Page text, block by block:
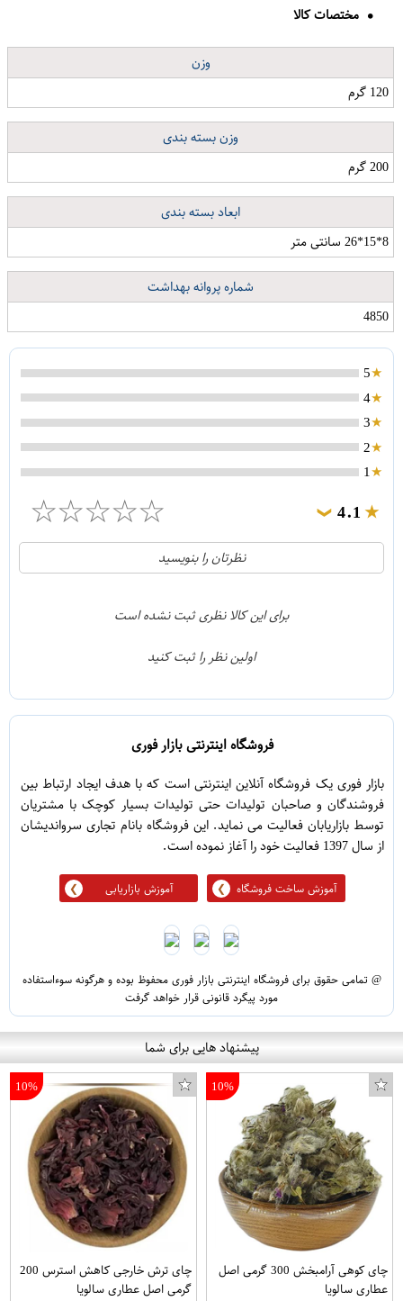
مختصات کالا
وزن
120 گرم
وزن بسته بندی
200 گرم
ابعاد بسته بندی
8*15*26 سانتی متر
شماره پروانه بهداشت
4850
5
4
3
2
1
4.1
❯
☆
☆
☆
☆
☆
21
1
نظرتان را بنویسید
برای این کالا نظری ثبت نشده است
اولین نظر را ثبت کنید
فروشگاه اینترنتی بازار فوری
بازار فوری یک فروشگاه آنلاین اینترنتی است که با هدف ایجاد ارتباط بین
فروشندگان و صاحبان تولیدات حتی تولیدات بسیار کوچک با مشتریان
توسط بازاریابان فعالیت می نماید. این فروشگاه بانام تجاری سرواندیشان
از سال 1397 فعالیت خود را آغاز نموده است.
آموزش ساخت فروشگاه آموزش بازاریابی
@ تمامی حقوق برای فروشگاه اینترنتی بازار فوری محفوظ بوده و هرگونه سوءاستفاده
مورد پیگرد قانونی قرار خواهد گرفت
پیشنهاد هایی برای شما
10%
چای کوهی آرامبخش 300 گرمی اصل
عطاری سالویا
10%
چای ترش خارجی کاهش استرس 200
گرمی اصل عطاری سالویا